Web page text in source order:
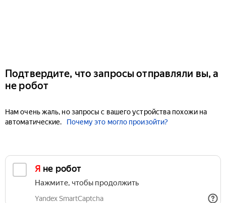
Подтвердите, что запросы отправляли вы, а
не робот
Нам очень жаль, но запросы с вашего устройства похожи на
автоматические.
Почему это могло произойти?
Я не робот
Нажмите, чтобы продолжить
Yandex SmartCaptcha